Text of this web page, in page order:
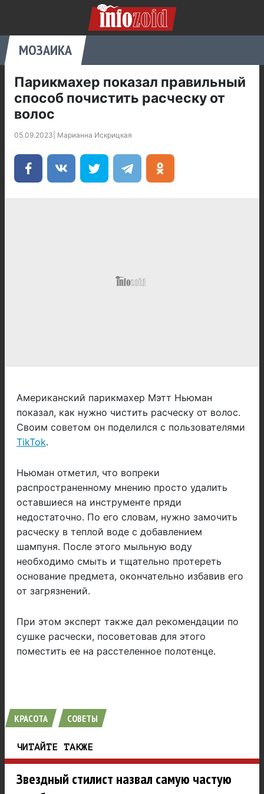
МОЗАИКА
Парикмахер показал правильный
способ почистить расческу от
волос
05.09.2023 Марианна Искрицкая
Американский парикмахер Мэтт Ньюман
показал, как нужно чистить расческу от волос.
Своим советом он поделился с пользователями
TikTok.
Ньюман отметил, что вопреки
распространенному мнению просто удалить
оставшиеся на инструменте пряди
недостаточно. По его словам, нужно замочить
расческу в теплой воде с добавлением
шампуня. После этого мыльную воду
необходимо смыть и тщательно протереть
основание предмета, окончательно избавив его
от загрязнений.
При этом эксперт также дал рекомендации по
сушке расчески, посоветовав для этого
поместить ее на расстеленное полотенце.
КРАСОТА СОВЕТЫ
ЧИТАЙТЕ ТАКЖЕ
Звездный стилист назвал самую частую